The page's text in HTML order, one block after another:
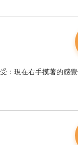
：現在右手摸著的感